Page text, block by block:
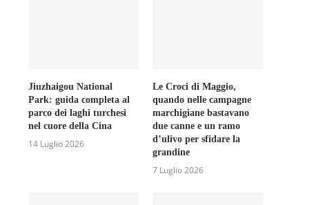
Jiuzhaigou National
Park: guida completa al
parco dei laghi turchesi
nel cuore della Cina
14 Luglio 2026
Le Croci di Maggio,
quando nelle campagne
marchigiane bastavano
due canne e un ramo
d’ulivo per sfidare la
grandine
7 Luglio 2026